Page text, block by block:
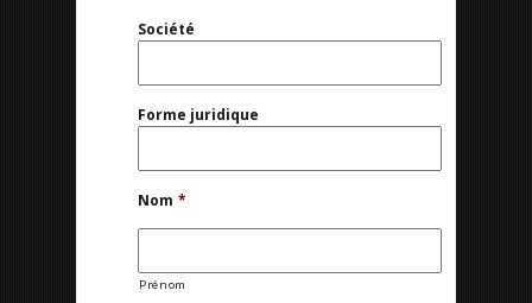
Société
Forme juridique
Nom *
Prénom